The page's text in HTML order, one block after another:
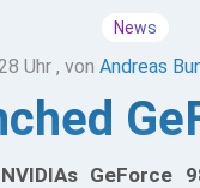
News
Uhr , vonAndreas
GeForce